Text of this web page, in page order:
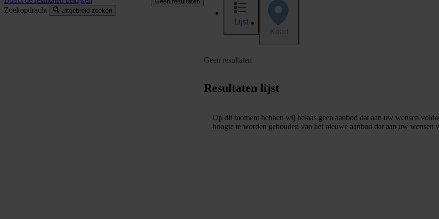
Zoekopdracht
Uitgebreid zoeken
Lijst
Kaart
Geen resultaten
Resultaten lijst
Op dit moment hebben wij helaas geen aanbod dat aan uw wensen
hoogte te worden gehouden van het nieuwe aanbod dat aan uw wensen